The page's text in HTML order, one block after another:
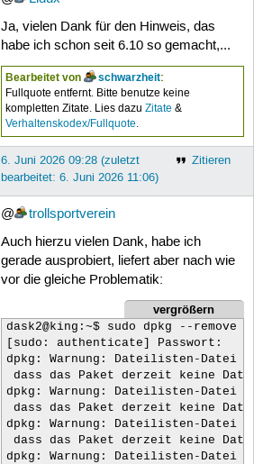
Ja, vielen Dank für den Hinweis, das
habe ich schon seit 6.10 so gemacht,...
Bearbeitet von schwarzheit:
Fullquote entfernt. Bitte benutze keine
kompletten Zitate. Lies dazuZitate &
Verhaltenskodex/Fullquote.
Zitieren
6. Juni 2026 09:28 (zuletzt
bearbeitet: 6. Juni 2026 11:06)
@
trollsportverein
Auch hierzu vielen Dank, habe ich
gerade ausprobiert, liefert aber nach wie
vor die gleiche Problematik:
vergrößern
dask2@king:~$ sudo dpkg --remove
[sudo: authenticate]
dpkg: Warnung: Dateilisten-Datei
dass das Paket derzeit keine
dpkg: Warnung: Dateilisten-Datei
dass das Paket derzeit keine
dpkg: Warnung: Dateilisten-Datei
dass das Paket derzeit keine
dpkg: Warnung: Dateilisten-Datei